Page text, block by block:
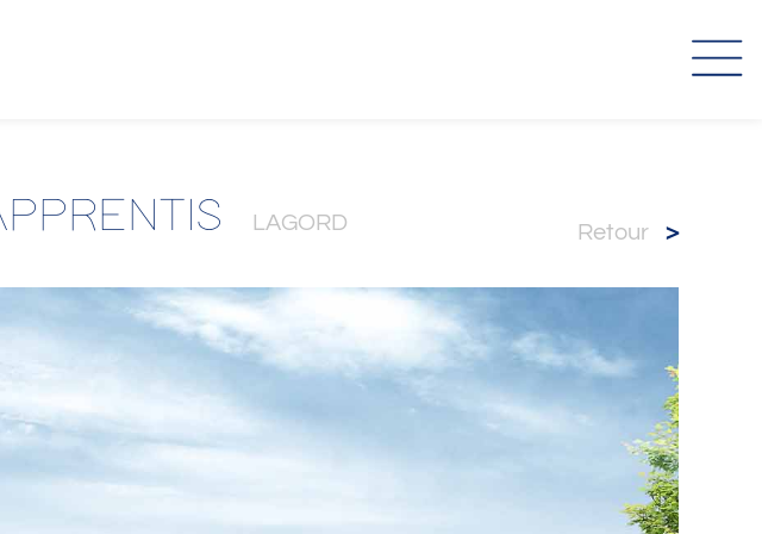
LAGORD retour >